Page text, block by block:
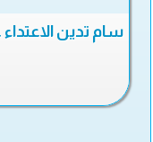
سام تدين